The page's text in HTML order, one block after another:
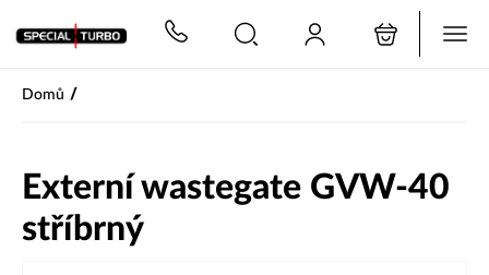
Domů /
Externí wastegate GVW-40
stříbrný